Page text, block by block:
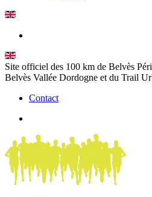
Site officiel des 100 km de Belvès
Belvès Vallée Dordogne et du Trail
Contact